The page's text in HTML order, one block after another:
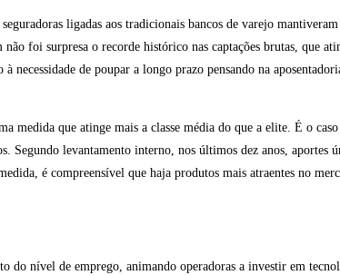
ligadas aos tradicionais bancos de varejo
foi surpresa o recorde histórico nas captações brutas, que
necessidade de poupar a longo prazo pensando na
medida que atinge mais a classe média do que a elite. É o
Segundo levantamento interno, nos últimos dez anos,
é compreensível que haja produtos mais atraentes no
do nível de emprego, animando operadoras a investir em